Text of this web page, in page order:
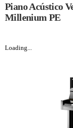
Piano Acústico
Millenium PE
Loading...